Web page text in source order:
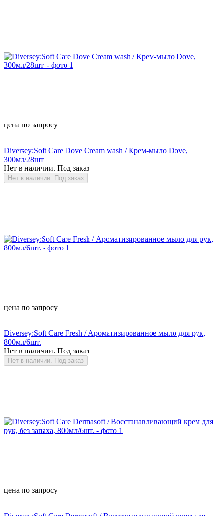
цена по запросу
Diversey:Soft Care Dove Cream wash / Крем-мыло Dove,
300мл/28шт.
Нет в наличии. Под заказ
Нет в наличии. Под заказ
цена по запросу
Diversey:Soft Care Fresh / Ароматизированное мыло для рук,
800мл/6шт.
Нет в наличии. Под заказ
Нет в наличии. Под заказ
цена по запросу